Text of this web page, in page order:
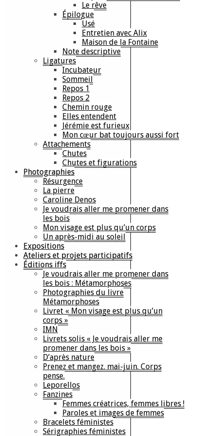
Le rêve
Épilogue
Usé
Entretien avec Alix
Maison de la Fontaine
Note descriptive
Ligatures
Incubateur
Sommeil
Repos 1
Repos 2
Chemin rouge
Elles entendent
Jérémie est furieux
Mon cœur bat toujours aussi fort
Attachements
Chutes
Chutes et figurations
Photographies
Résurgence
La pierre
Caroline Denos
Je voudrais aller me promener dans
les bois
Mon visage est plus qu’un corps
Un après-midi au soleil
Expositions
Ateliers et projets participatifs
Éditions iffs
Je voudrais aller me promener dans
les bois : Métamorphoses
Photographies du livre
Métamorphoses
Livret « Mon visage est plus qu’un
corps »
IMN
Livrets solis « Je voudrais aller me
promener dans les bois »
D’après nature
Prenez et mangez. mai-juin. Corps
pense.
Leporellos
Fanzines
Femmes créatrices, femmes libres !
Paroles et images de femmes
Bracelets féministes
Sérigraphies féministes